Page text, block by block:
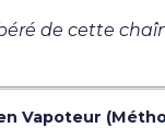
de cette
Vapoteur